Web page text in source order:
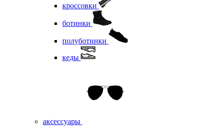
кроссовки
ботинки
полуботинки
кеды
аксессуары